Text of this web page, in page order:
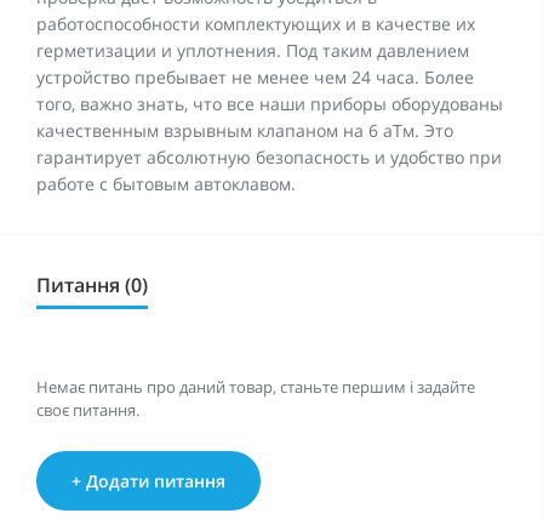
работоспособности комплектующих и в качестве их
герметизации и уплотнения. Под таким давлением
устройство пребывает не менее чем 24 часа. Более
того, важно знать, что все наши приборы оборудованы
качественным взрывным клапаном на 6 аТм. Это
гарантирует абсолютную безопасность и удобство при
работе с бытовым автоклавом.
Питання (0)
Немає питань про даний товар, станьте першим і задайте
своє питання.
+ Додати питання